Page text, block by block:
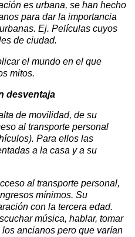
es urbana, se han hecho
para dar la importancia
Ej. Películas cuyos
de ciudad.
el mundo en el que
mitos.
desventaja
de movilidad, de su
al transporte personal
Para ellos las
a la casa y a su
al transporte personal,
mínimos. Su
con la tercera edad.
música, hablar, tomar
ancianos pero que varían